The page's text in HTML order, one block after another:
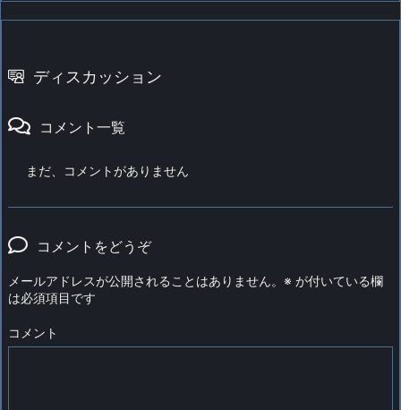
ディスカッション
コメント一覧
まだ、コメントがありません
コメントをどうぞ
メールアドレスが公開されることはありません。 ※ が付いている欄
は必須項目です
コメント